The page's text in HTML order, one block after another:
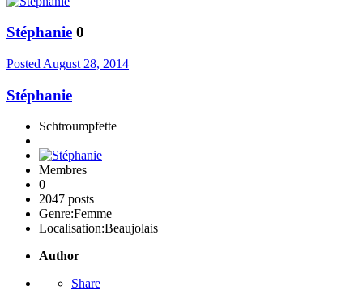
Stéphanie 0
Posted August 28, 2014
Stéphanie
Schtroumpfette
Membres
0
2047 posts
Genre:Femme
Localisation:Beaujolais
Author
Share